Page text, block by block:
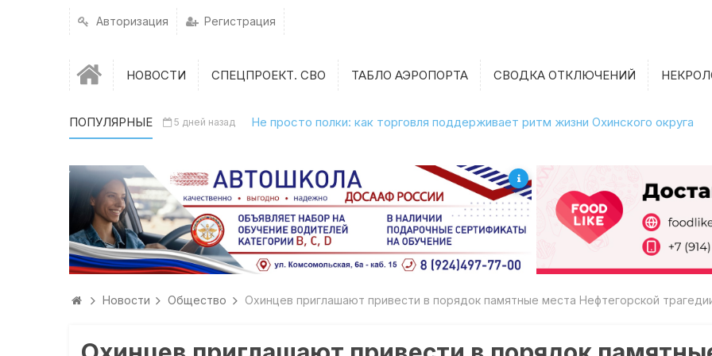
Авторизация Регистрация
НОВОСТИ СПЕЦПРОЕКТ. СВО ТАБЛО АЭРОПОРТА СВОДКА ОТКЛЮЧЕНИЙ
ПОПУЛЯРНЫЕ 5 дней назад Не просто полки: как торговля поддерживает ритм жизни Охинского округа
Новости Общество Охинцев приглашают привести в порядок памятные места Нефтегорской